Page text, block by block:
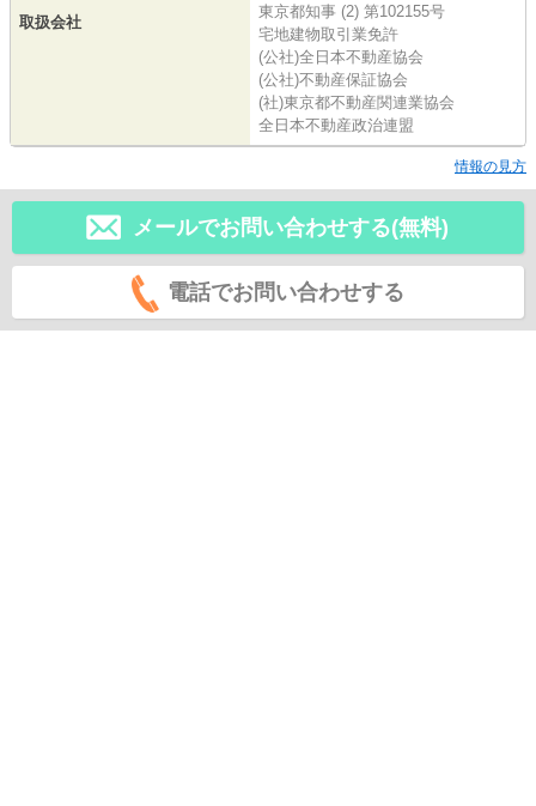
取扱会社
東京都知事 (2) 第102155号
宅地建物取引業免許
(公社)全日本不動産協会
(公社)不動産保証協会
(社)東京都不動産関連業協会
全日本不動産政治連盟
情報の見方
メールでお問い合わせする(無料)
電話でお問い合わせする